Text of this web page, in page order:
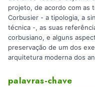
projeto, de acordo com as
Corbusier - a tipologia, a
técnica -, as suas
corbusiano, e alguns
preservação de um dos
arquitetura moderna dos
palavras-chave